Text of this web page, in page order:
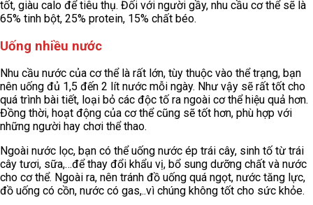
tốt, giàu calo để tiêu thụ. Đối với người gầy, nhu cầu cơ thể sẽ là
65% tinh bột, 25% protein, 15% chất béo.
Uống nhiều nước
Nhu cầu nước của cơ thể là rất lớn, tùy thuộc vào thể trạng, bạn
nên uống đủ 1,5 đến 2 lít nước mỗi ngày. Như vậy sẽ rất tốt cho
quá trình bài tiết, loại bỏ các độc tố ra ngoài cơ thể hiệu quả hơn.
Đồng thời, hoạt động của cơ thể cũng sẽ tốt hơn, phù hợp với
những người hay chơi thể thao.
Ngoài nước lọc, bạn có thể uống nước ép trái cây, sinh tố từ trái
cây tươi, sữa,…để thay đổi khẩu vị, bổ sung dưỡng chất và nước
cho cơ thể. Ngoài ra, nên tránh đồ uống quá ngọt, nước tăng lực,
đồ uống có cồn, nước có gas,..vì chúng không tốt cho sức khỏe.